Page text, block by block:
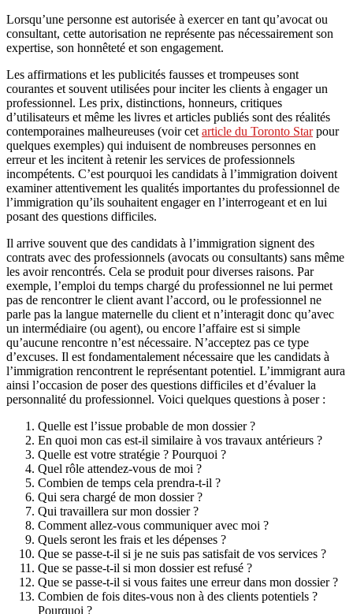
Lorsqu’une personne est autorisée à exercer en tant qu’avocat ou
consultant, cette autorisation ne représente pas nécessairement son
expertise, son honnêteté et son engagement.
Les affirmations et les publicités fausses et trompeuses sont
courantes et souvent utilisées pour inciter les clients à engager un
professionnel. Les prix, distinctions, honneurs, critiques
d’utilisateurs et même les livres et articles publiés sont des réalités
contemporaines malheureuses (voir cet article du Toronto Starpour
quelques exemples) qui induisent de nombreuses personnes en
erreur et les incitent à retenir les services de professionnels
incompétents. C’est pourquoi les candidats à l’immigration doivent
examiner attentivement les qualités importantes du professionnel de
l’immigration qu’ils souhaitent engager en l’interrogeant et en lui
posant des questions difficiles.
Il arrive souvent que des candidats à l’immigration signent des
contrats avec des professionnels (avocats ou consultants) sans même
les avoir rencontrés. Cela se produit pour diverses raisons. Par
exemple, l’emploi du temps chargé du professionnel ne lui permet
pas de rencontrer le client avant l’accord, ou le professionnel ne
parle pas la langue maternelle du client et n’interagit donc qu’avec
un intermédiaire (ou agent), ou encore l’affaire est si simple
qu’aucune rencontre n’est nécessaire. N’acceptez pas ce type
d’excuses. Il est fondamentalement nécessaire que les candidats à
l’immigration rencontrent le représentant potentiel. L’immigrant aura
ainsi l’occasion de poser des questions difficiles et d’évaluer la
personnalité du professionnel. Voici quelques questions à poser :
Quelle est l’issue probable de mon dossier ?
En quoi mon cas est-il similaire à vos travaux antérieurs ?
Quelle est votre stratégie ? Pourquoi ?
Quel rôle attendez-vous de moi ?
Combien de temps cela prendra-t-il ?
Qui sera chargé de mon dossier ?
Qui travaillera sur mon dossier ?
Comment allez-vous communiquer avec moi ?
Quels seront les frais et les dépenses ?
Que se passe-t-il si je ne suis pas satisfait de vos services ?
Que se passe-t-il si mon dossier est refusé ?
Que se passe-t-il si vous faites une erreur dans mon dossier ?
Combien de fois dites-vous non à des clients potentiels ?
Pourquoi ?